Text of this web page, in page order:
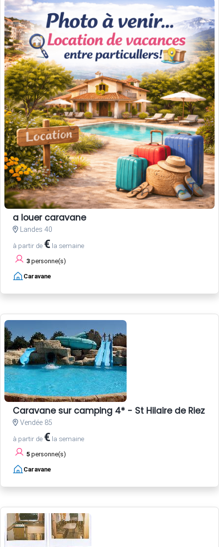
a louer caravane
Landes 40
à partir de € la semaine
3 personne(s)
Caravane
Caravane sur camping 4* - St Hilaire de Riez -
Vendée 85
à partir de € la semaine
5 personne(s)
Caravane